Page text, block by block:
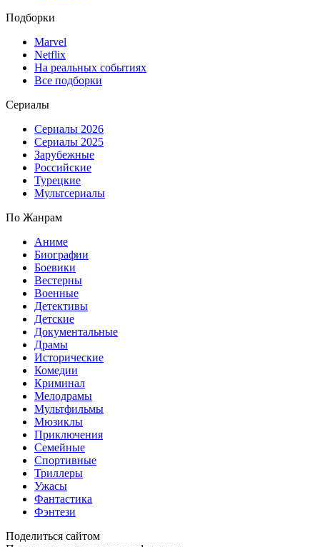
Подборки
Marvel
Netflix
На реальных событиях
Все подборки
Сериалы
Сериалы 2026
Сериалы 2025
Зарубежные
Российские
Турецкие
Мультсериалы
По Жанрам
Аниме
Биографии
Боевики
Вестерны
Военные
Детективы
Детские
Документальные
Драмы
Исторические
Комедии
Криминал
Мелодрамы
Мультфильмы
Мюзиклы
Приключения
Семейные
Спортивные
Триллеры
Ужасы
Фантастика
Фэнтези
Поделиться сайтом